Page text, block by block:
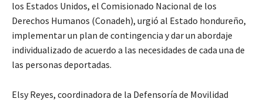
los Estados Unidos, el Comisionado Nacional de los
Derechos Humanos (Conadeh), urgió al Estado hondureño,
implementar un plan de contingencia y dar un abordaje
individualizado de acuerdo a las necesidades de cada una de
las personas deportadas.
Elsy Reyes, coordinadora de la Defensoría de Movilidad